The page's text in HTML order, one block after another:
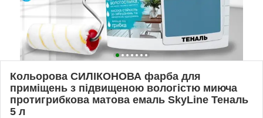
Кольорова СИЛІКОНОВА фарба для
приміщень з підвищеною вологістю миюча
протигрибкова матова емаль SkyLine Теналь
5 л